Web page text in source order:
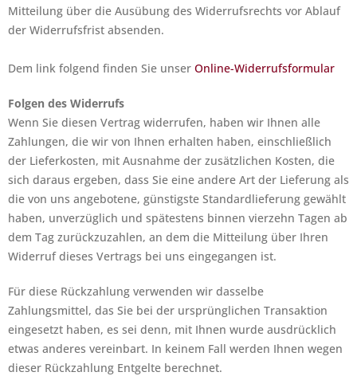
Mitteilung über die Ausübung des Widerrufsrechts vor Ablauf
der Widerrufsfrist absenden.
Dem link folgend finden Sie unser Online-Widerrufsformular
Folgen des Widerrufs
Wenn Sie diesen Vertrag widerrufen, haben wir Ihnen alle
Zahlungen, die wir von Ihnen erhalten haben, einschließlich
der Lieferkosten, mit Ausnahme der zusätzlichen Kosten, die
sich daraus ergeben, dass Sie eine andere Art der Lieferung als
die von uns angebotene, günstigste Standardlieferung gewählt
haben, unverzüglich und spätestens binnen vierzehn Tagen ab
dem Tag zurückzuzahlen, an dem die Mitteilung über Ihren
Widerruf dieses Vertrags bei uns eingegangen ist.
Für diese Rückzahlung verwenden wir dasselbe
Zahlungsmittel, das Sie bei der ursprünglichen Transaktion
eingesetzt haben, es sei denn, mit Ihnen wurde ausdrücklich
etwas anderes vereinbart. In keinem Fall werden Ihnen wegen
dieser Rückzahlung Entgelte berechnet.